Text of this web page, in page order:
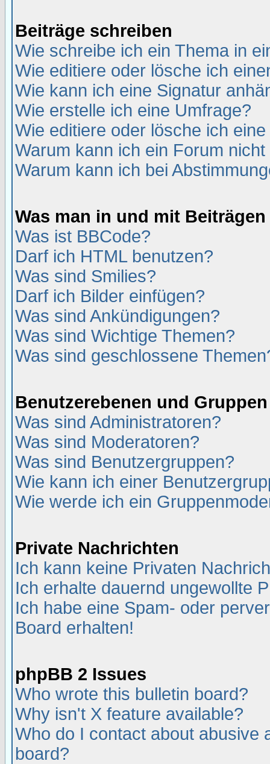
Beiträge schreiben
Wie schreibe ich ein Thema in
Wie editiere oder lösche ich
Wie kann ich eine Signatur
Wie erstelle ich eine Umfrage?
Wie editiere oder lösche ich
Warum kann ich ein Forum
Warum kann ich bei
Was man in und mit
Was ist BBCode?
Darf ich HTML benutzen?
Was sind Smilies?
Darf ich Bilder einfügen?
Was sind Ankündigungen?
Was sind Wichtige Themen?
Was sind geschlossene
Benutzerebenen und Gruppen
Was sind Administratoren?
Was sind Moderatoren?
Was sind Benutzergruppen?
Wie kann ich einer
Wie werde ich ein
Private Nachrichten
Ich kann keine Privaten
Ich erhalte dauernd ungewollte
Ich habe eine Spam- oder
Board erhalten!
phpBB 2 Issues
Who wrote this bulletin board?
Why isn't X feature available?
Who do I contact about abusive
board?